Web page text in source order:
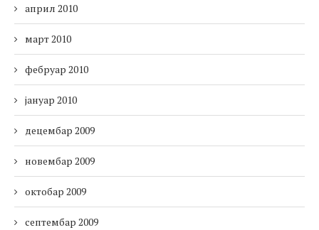
април 2010
март 2010
фебруар 2010
јануар 2010
децембар 2009
новембар 2009
октобар 2009
септембар 2009